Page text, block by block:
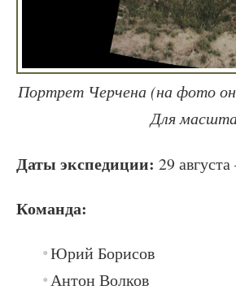
Портрет Черчена (на фото он
Для
Даты экспедиции: 29
Команда:
Юрий Борисов
Антон Волков